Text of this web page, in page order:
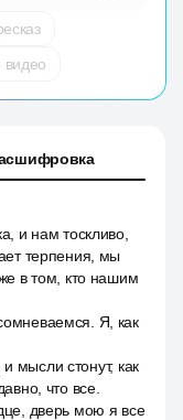
видео
и нам тоскливо,
терпения, мы
в том, кто нашим
Я, как
мысли стонут, как
что все.
дверь мою я все